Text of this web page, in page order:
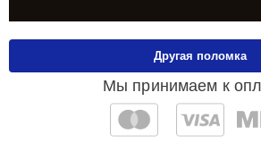
Мы принимаем к
Другая поломка